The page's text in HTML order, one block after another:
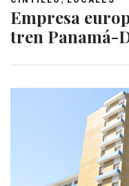
Empresa
tren Panamá-